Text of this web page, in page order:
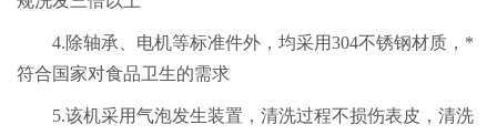
4.除轴承、电机等标准件外，均采用304不锈钢材质，*
符合国家对食品卫生的需求
5.该机采用气泡发生装置，清洗过程不损伤表皮，清洗